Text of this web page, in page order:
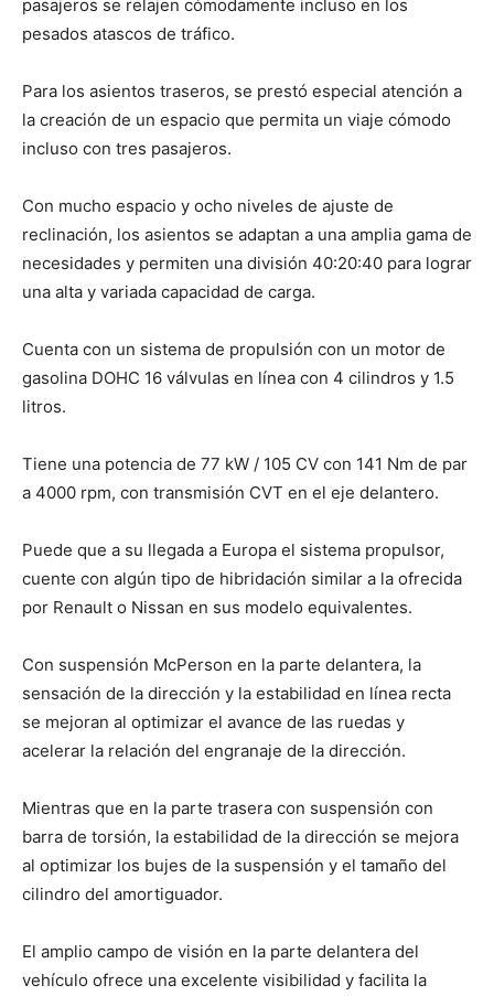
pasajeros se relajen cómodamente incluso en los
pesados atascos de tráfico.
Para los asientos traseros, se prestó especial atención a
la creación de un espacio que permita un viaje cómodo
incluso con tres pasajeros.
Con mucho espacio y ocho niveles de ajuste de
reclinación, los asientos se adaptan a una amplia gama de
necesidades y permiten una división 40:20:40 para lograr
una alta y variada capacidad de carga.
Cuenta con un sistema de propulsión con un motor de
gasolina DOHC 16 válvulas en línea con 4 cilindros y 1.5
litros.
Tiene una potencia de 77 kW / 105 CV con 141 Nm de par
a 4000 rpm, con transmisión CVT en el eje delantero.
Puede que a su llegada a Europa el sistema propulsor,
cuente con algún tipo de hibridación similar a la ofrecida
por Renault o Nissan en sus modelo equivalentes.
Con suspensión McPerson en la parte delantera, la
sensación de la dirección y la estabilidad en línea recta
se mejoran al optimizar el avance de las ruedas y
acelerar la relación del engranaje de la dirección.
Mientras que en la parte trasera con suspensión con
barra de torsión, la estabilidad de la dirección se mejora
al optimizar los bujes de la suspensión y el tamaño del
cilindro del amortiguador.
El amplio campo de visión en la parte delantera del
vehículo ofrece una excelente visibilidad y facilita la